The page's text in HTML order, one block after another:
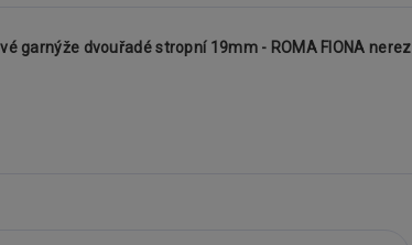
garnýže dvouřadé stropní 19mm - ROMA FIONA nerez